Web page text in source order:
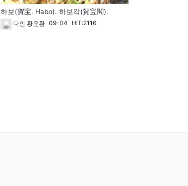
하보(賀宝. Habo). 하보각(賀宝閣).
다인 황윤환 09-04 HIT:2116